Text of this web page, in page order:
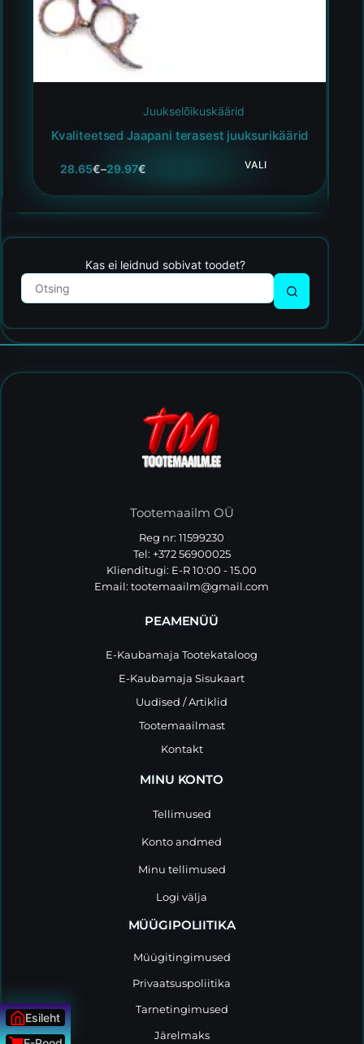
Juukselõikuskäärid
Kvaliteetsed Jaapani terasest juuksurikäärid
28.65€–29.97€ VALI
Kas ei leidnud sobivat toodet?
Tootemaailm OÜ
Reg nr: 11599230
Tel: +372 56900025
Klienditugi: E-R 10:00 - 15.00
Email:tootemaailm@gmail.com
PEAMENÜÜ
E-Kaubamaja Tootekataloog
E-Kaubamaja Sisukaart
Uudised / Artiklid
Tootemaailmast
Kontakt
MINU KONTO
Tellimused
Konto andmed
Minu tellimused
Logi välja
MÜÜGIPOLIITIKA
Müügitingimused
Privaatsuspoliitika
Tarnetingimused
Järelmaks
Esileht